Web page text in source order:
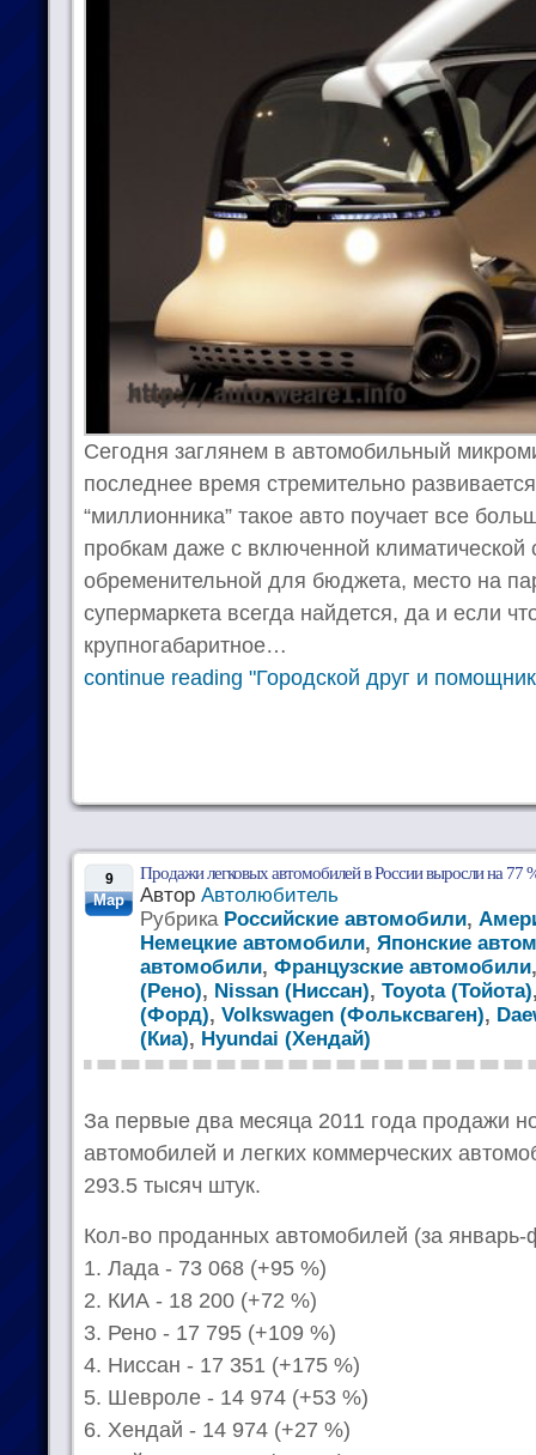
Сегодня заглянем в автомобильный
последнее время стремительно
“миллионника” такое авто поучает все
пробкам даже с включенной климатической
обременительной для бюджета, место на
супермаркета всегда найдется, да и если
крупногабаритное…
continue reading "Городской друг и
9
Мар
Продажи легковых автомобилей в России выросли на 77
Автор Автолюбитель
Рубрика Российские автомобили,
Немецкие автомобили, Японские
автомобили, Французские автомобили
(Рено), Nissan (Ниссан), Toyota (Тойота)
(Форд), Volkswagen (Фольксваген),
(Киа), Hyundai (Хендай)
За первые два месяца 2011 года продажи
автомобилей и легких коммерческих
293.5 тысяч штук.
Кол-во проданных автомобилей (за
1. Лада - 73 068 (+95 %)
2. КИА - 18 200 (+72 %)
3. Рено - 17 795 (+109 %)
4. Ниссан - 17 351 (+175 %)
5. Шевроле - 14 974 (+53 %)
6. Хендай - 14 974 (+27 %)